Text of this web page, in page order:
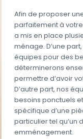
Afin de proposer
parfaitement à
a mis en place
ménage. D’une
équipes pour des
déterminerons
permettre d’avoir
D’autre part, nos
besoins ponctuels
spécifique d’une
particulier tel qu’un
emménagement.